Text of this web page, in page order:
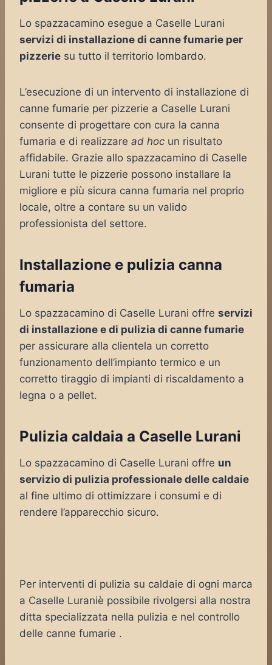
Lo spazzacamino esegue a Caselle Lurani
servizi di installazione di canne fumarie per
pizzerie su tutto il territorio lombardo.
L’esecuzione di un intervento di installazione di
canne fumarie per pizzerie a Caselle Lurani
consente di progettare con cura la canna
fumaria e di realizzare ad hoc un risultato
affidabile. Grazie allo spazzacamino di Caselle
Lurani tutte le pizzerie possono installare la
migliore e più sicura canna fumaria nel proprio
locale, oltre a contare su un valido
professionista del settore.
Installazione e pulizia canna
fumaria
Lo spazzacamino di Caselle Lurani offre servizi
di installazione e di pulizia di canne fumarie
per assicurare alla clientela un corretto
funzionamento dell’impianto termico e un
corretto tiraggio di impianti di riscaldamento a
legna o a pellet.
Pulizia caldaia a Caselle Lurani
Lo spazzacamino di Caselle Lurani offre un
servizio di pulizia professionale delle caldaie
al fine ultimo di ottimizzare i consumi e di
rendere l’apparecchio sicuro.
Per interventi di pulizia su caldaie di ogni marca
a Caselle Luraniè possibile rivolgersi alla nostra
ditta specializzata nella pulizia e nel controllo
delle canne fumarie .